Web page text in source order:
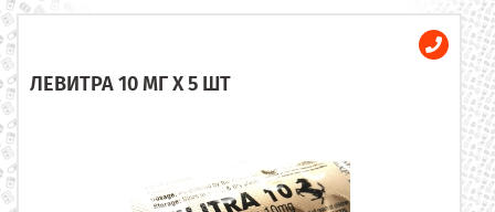
ЛЕВИТРА 10 МГ X 5 ШТ